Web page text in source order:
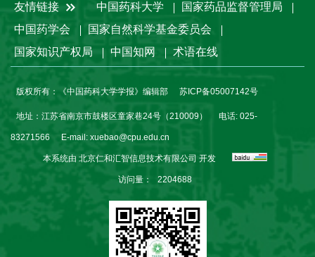
友情链接 中国药科大学
国家药品监督管理局
中国药学会
国家自然科学基金委员会
国家知识产权局
中国知网 术语在线
版权所有：《中国药科大学学报》编辑部 苏ICP备05007142号
地址：江苏省南京市鼓楼区童家巷24号（210009） 电话: 025-
83271566 E-mail: xuebao@cpu.edu.cn
本系统由 北京仁和汇智信息技术有限公司 开发
访问量： 2204688